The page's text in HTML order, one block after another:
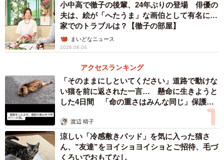
女流棋士中タイトル獲得数歴代二位の妻／7月13日放送「新婚さんいらっ
しゃい」より（C）ABCテレビ
小中高で徹子の後輩、24年ぶりの登場 俳優の
夫は、絵が「へたうま」な画伯として有名に…
家でのトラブルは？【徹子の部屋】
まいどなニュース
2026.08.04
アクセスランキング
「そのままにしといてください」道路で動けな
い猫を前に返された一言… 懸命に生きようと
した4日間 「命の重さはみんな同じ」保護団
渡辺 晴子
涼しい「冷感敷きパッド」を気に入った猫さ
ん、”友達”をヨイショヨイショとご招待、毛づ
くろいでおもてなし